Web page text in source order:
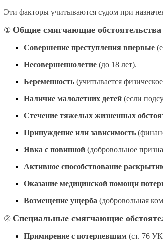
Эти факторы учитываются судом при
① Общие смягчающие обстоятельства
Совершение преступления впервые
Несовершеннолетие (до 18 лет).
Беременность (учитывается
Наличие малолетних детей (если
Стечение тяжелых жизненных
Принуждение или зависимость
Явка с повинной (добровольное
Активное способствование
Оказание медицинской помощи
Возмещение ущерба (добровольная
② Специальные смягчающие
Примирение с потерпевшим (ст. 76